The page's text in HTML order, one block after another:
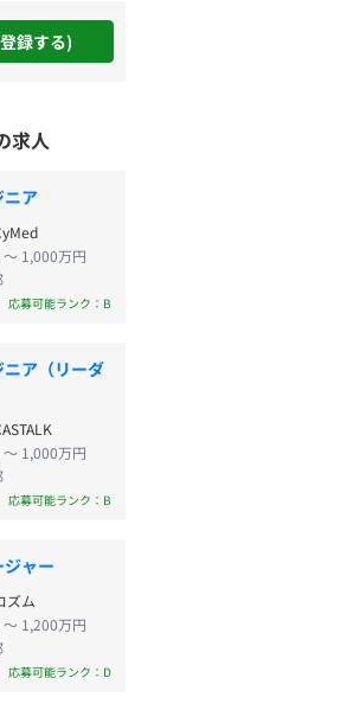
録する)
求人
ニア
1,000万円
応募可能ランク：B
ア（リーダ
1,000万円
応募可能ランク：B
ャー
ズム
1,200万円
応募可能ランク：D